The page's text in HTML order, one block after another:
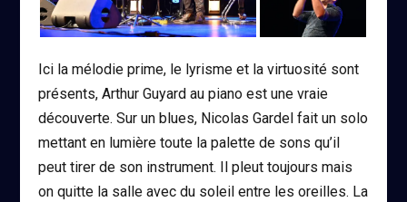
Ici la mélodie prime, le lyrisme et la virtuosité sont
présents, Arthur Guyard au piano est une vraie
découverte. Sur un blues, Nicolas Gardel fait un solo
mettant en lumière toute la palette de sons qu’il
peut tirer de son instrument. Il pleut toujours mais
on quitte la salle avec du soleil entre les oreilles. La